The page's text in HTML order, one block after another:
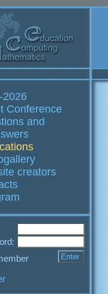
2026
Conference
and
creators